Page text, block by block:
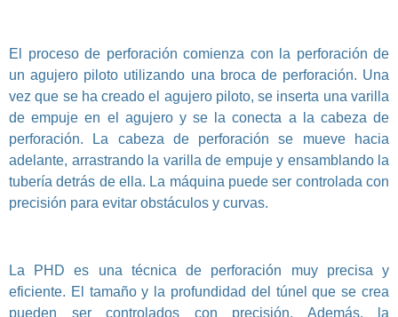
El proceso de perforación comienza con la perforación de
un agujero piloto utilizando una broca de perforación. Una
vez que se ha creado el agujero piloto, se inserta una varilla
de empuje en el agujero y se la conecta a la cabeza de
perforación. La cabeza de perforación se mueve hacia
adelante, arrastrando la varilla de empuje y ensamblando la
tubería detrás de ella. La máquina puede ser controlada con
precisión para evitar obstáculos y curvas.
La PHD es una técnica de perforación muy precisa y
eficiente. El tamaño y la profundidad del túnel que se crea
pueden ser controlados con precisión. Además, la